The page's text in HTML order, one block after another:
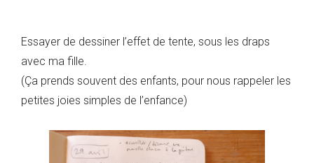
Essayer de dessiner l’effet de tente, sous les draps
avec ma fille.
(Ça prends souvent des enfants, pour nous rappeler les
petites joies simples de l’enfance)